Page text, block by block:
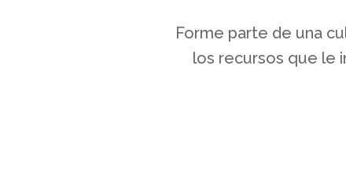
Forme parte de una
los recursos que le